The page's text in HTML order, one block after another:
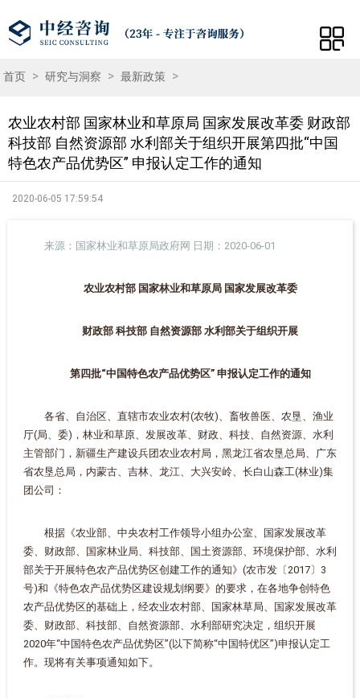
首页 > 研究与洞察 > 最新政策 >
农业农村部 国家林业和草原局 国家发展改革委 财政部
科技部 自然资源部 水利部关于组织开展第四批“中国
特色农产品优势区” 申报认定工作的通知
2020-06-05 17:59:54
来源：国家林业和草原局政府网 日期：2020-06-01
农业农村部 国家林业和草原局 国家发展改革委
财政部 科技部 自然资源部 水利部关于组织开展
第四批“中国特色农产品优势区” 申报认定工作的通知
各省、自治区、直辖市农业农村(农牧)、畜牧兽医、农垦、渔业
厅(局、委)，林业和草原、发展改革、财政、科技、自然资源、水利
主管部门，新疆生产建设兵团农业农村局，黑龙江省农垦总局、广东
省农垦总局，内蒙古、吉林、龙江、大兴安岭、长白山森工(林业)集
团公司：
根据《农业部、中央农村工作领导小组办公室、国家发展改革
委、财政部、国家林业局、科技部、国土资源部、环境保护部、水利
部关于开展特色农产品优势区创建工作的通知》(农市发〔2017〕3
号)和《特色农产品优势区建设规划纲要》的要求，在各地争创特色
农产品优势区的基础上，经农业农村部、国家林草局、国家发展改革
委、财政部、科技部、自然资源部、水利部研究决定，组织开展
2020年“中国特色农产品优势区”(以下简称“中国特优区”)申报认定工
作。现将有关事项通知如下。